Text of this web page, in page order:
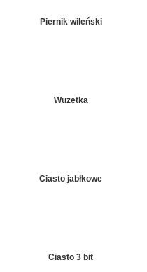
Piernik wileński
Wuzetka
Ciasto jabłkowe
Ciasto 3 bit